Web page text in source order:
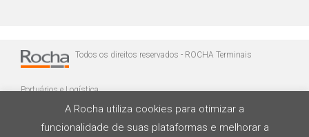
Todos os direitos reservados - ROCHA Terminais
Portuários e Logística
A Rocha utiliza cookies para otimizar a
funcionalidade de suas plataformas e melhorar a